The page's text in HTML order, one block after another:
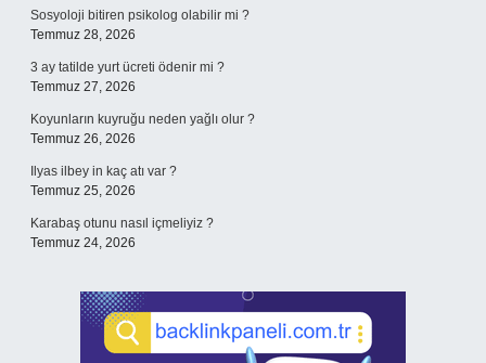
Sosyoloji bitiren psikolog olabilir mi ?
Temmuz 28, 2026
3 ay tatilde yurt ücreti ödenir mi ?
Temmuz 27, 2026
Koyunların kuyruğu neden yağlı olur ?
Temmuz 26, 2026
Ilyas ilbey in kaç atı var ?
Temmuz 25, 2026
Karabaş otunu nasıl içmeliyiz ?
Temmuz 24, 2026